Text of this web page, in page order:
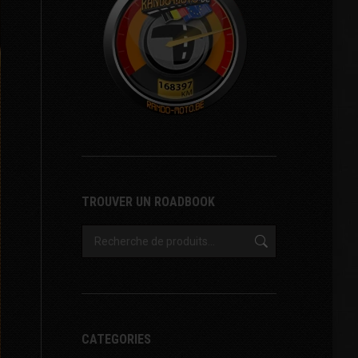
TROUVER UN ROADBOOK
CATEGORIES